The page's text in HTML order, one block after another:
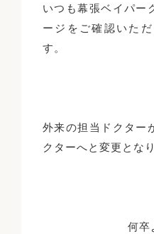
いつも幕張ベイパー
ージをご確認いた
1/17
外来の担当ドクター
クターへと変
何卒よろし